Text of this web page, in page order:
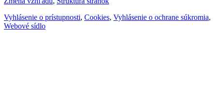
Vyhlásenie o prístupnosti, Cookies, Vyhlásenie o ochrane súkromia,
Webové sídlo